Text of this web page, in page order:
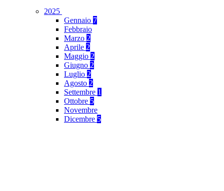
2025
Gennaio 7
Febbraio
Marzo 2
Aprile 2
Maggio 2
Giugno 2
Luglio 2
Agosto 2
Settembre 1
Ottobre 5
Novembre
Dicembre 5